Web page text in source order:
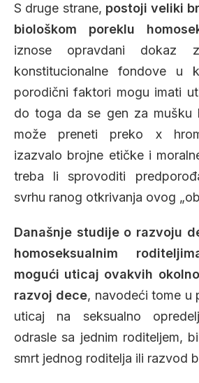
S druge strane, postoji veliki
biološkom poreklu
iznose opravdani dokaz
konstitucionalne fondove u
porodični faktori mogu imati
do toga da se gen za mušku
može preneti preko x
izazvalo brojne etičke i
treba li sprovoditi
svrhu ranog otkrivanja ovog
Današnje studije o razvoju
homoseksualnim
mogući uticaj ovakvih
razvoj dece, navodeći tome u
uticaj na seksualno
odrasle sa jednim roditeljem,
smrt jednog roditelja ili razvod